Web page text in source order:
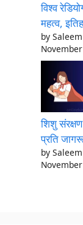
विश्व
महत्व,
by
शिशु
प्रति
by